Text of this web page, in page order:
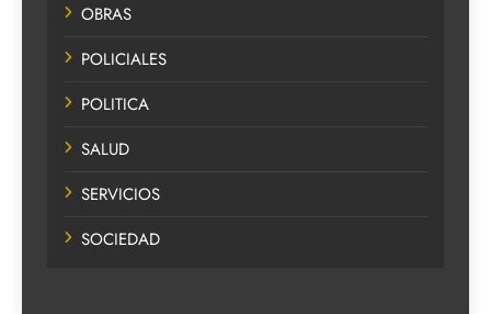
OBRAS
POLICIALES
POLITICA
SALUD
SERVICIOS
SOCIEDAD